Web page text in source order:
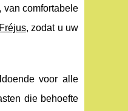
van comfortabele
, zodat u uw
voor alle
die behoefte